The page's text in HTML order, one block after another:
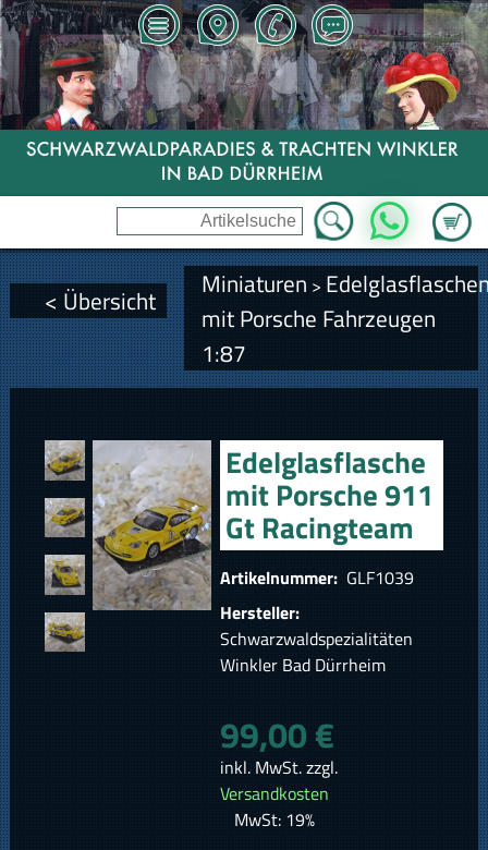
Zum
WhatsApp
< Übersicht Miniaturen >
mit Porsche Fahrzeugen
1:87
Edelglasflasche
mit Porsche 911
Gt Racingteam
Artikelnummer: GLF1039
Hersteller:
Schwarzwaldspezialitäten
Winkler Bad Dürrheim
99,00 €
inkl. MwSt. zzgl.
Versandkosten
MwSt: 19%